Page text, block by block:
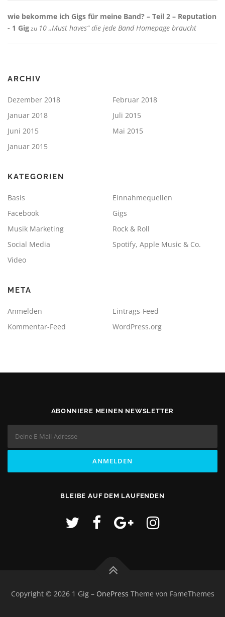
wie bekomme ich Gigs für meine Band? – Teil 2 – Reputation
- 1 Gigzu 10 „Must haves“ die jede Band Homepage braucht
ARCHIV
Dezember 2018
Februar 2018
Januar 2018
Juli 2015
Juni 2015
Mai 2015
Januar 2015
KATEGORIEN
Basis
Einnahmequellen
Facebook
Gigs
Musik Marketing
Rock & Roll
Social Media
Spotify, Apple Music & Co.
Video
META
Anmelden
Eintrags-Feed
Kommentar-Feed
WordPress.org
ABONNIERE MEINEN NEWSLETTER
BLEIBE AUF DEM LAUFENDEN
Copyright © 2026 1 Gig – OnePress Theme von FameThemes